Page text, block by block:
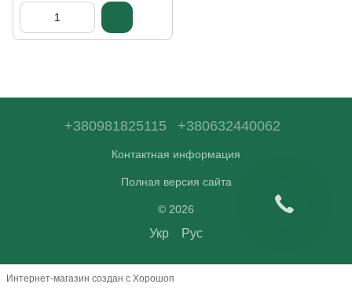
+380981825115 +380632440062
Контактная информация
Полная версия сайта
© 2026
Укр Рус
Интернет-магазин создан с Хорошоп